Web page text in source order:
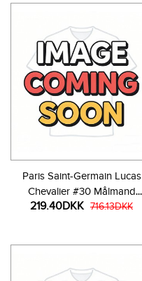
Paris Saint-Germain Lucas
Chevalier #30 Målmand
Udebanetrøje Børn 2025-26
219.40DKK 716.13DKK